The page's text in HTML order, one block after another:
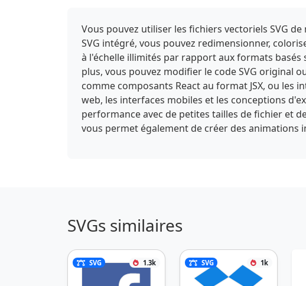
Vous pouvez utiliser les fichiers vectoriels SVG
SVG intégré, vous pouvez redimensionner,
à l'échelle illimités par rapport aux formats
plus, vous pouvez modifier le code SVG original
comme composants React au format JSX, ou les
web, les interfaces mobiles et les conceptions
performance avec de petites tailles de fichier et
vous permet également de créer des animations
SVGs similaires
SVG 1.3k SVG 1k